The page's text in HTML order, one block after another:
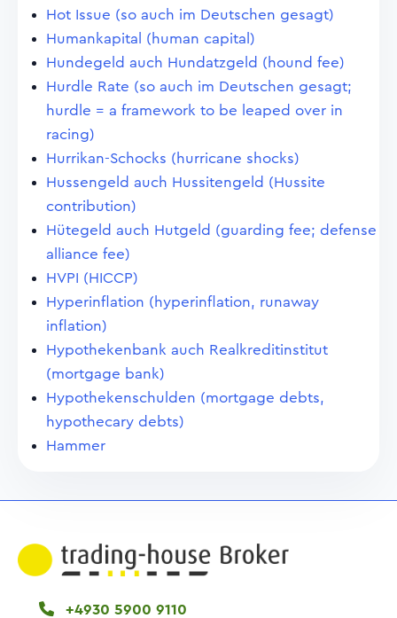
Hot Issue (so auch im Deutschen gesagt)
Humankapital (human capital)
Hundegeld auch Hundatzgeld (hound fee)
Hurdle Rate (so auch im Deutschen gesagt;
hurdle = a framework to be leaped over in
racing)
Hurrikan-Schocks (hurricane shocks)
Hussengeld auch Hussitengeld (Hussite
contribution)
Hütegeld auch Hutgeld (guarding fee; defense
alliance fee)
HVPI (HICCP)
Hyperinflation (hyperinflation, runaway
inflation)
Hypothekenbank auch Realkreditinstitut
(mortgage bank)
Hypothekenschulden (mortgage debts,
hypothecary debts)
Hammer
+4930 5900 9110